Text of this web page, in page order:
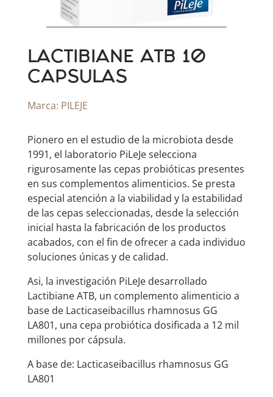
LACTIBIANE ATB 10
CAPSULAS
Marca: PILEJE
Pionero en el estudio de la microbiota desde
1991, el laboratorio PiLeJe selecciona
rigurosamente las cepas probióticas presentes
en sus complementos alimenticios. Se presta
especial atención a la viabilidad y la estabilidad
de las cepas seleccionadas, desde la selección
inicial hasta la fabricación de los productos
acabados, con el fin de ofrecer a cada individuo
soluciones únicas y de calidad.
Asi, la investigación PiLeJe desarrollado
Lactibiane ATB, un complemento alimenticio a
base de Lacticaseibacillus rhamnosus GG
LA801, una cepa probiótica dosificada a 12 mil
millones por cápsula.
A base de: Lacticaseibacillus rhamnosus GG
LA801